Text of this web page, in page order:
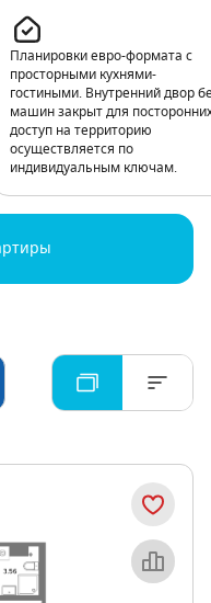
Планировки евро-формата с
просторными кухнями-
гостиными. Внутренний двор
машин закрыт для
доступ на территорию
осуществляется по
индивидуальным ключам.